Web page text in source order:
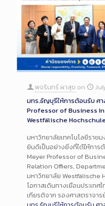
พจรินทร์ ผาสุข on
มทร.ธัญบุรีให้การต้อนรับ ศ
Professor of Business
Westfälische Hochschule
มหาวิทยาลัยเทคโนโลยีรา
ยินดีเป็นอย่างยิ่งที่ได้ให้การ
Meyer Professor of
Relation Offiers,
มหาวิทยาลัย Westfälische
โอกาสเดินทางเยือนประเทศ
เกียรติจาก รองศาสตราจา